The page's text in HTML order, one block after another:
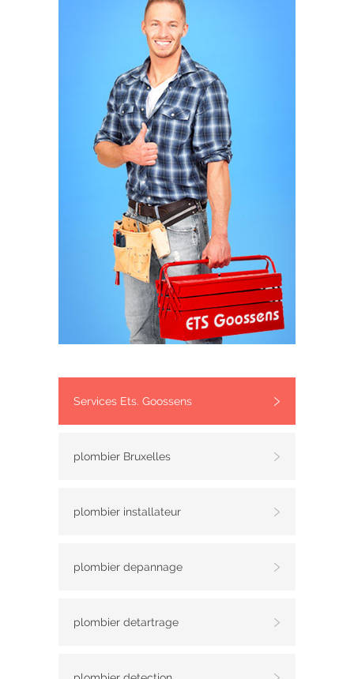
Services Ets. Goossens
plombier Bruxelles
plombier installateur
plombier depannage
plombier detartrage